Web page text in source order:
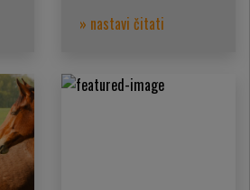
» nastavi čitati